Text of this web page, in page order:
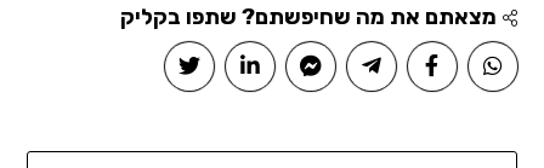
מצאתם את מה שחיפשתם? שתפו בקליק